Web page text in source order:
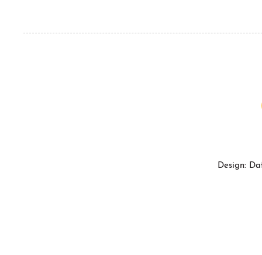
Design: